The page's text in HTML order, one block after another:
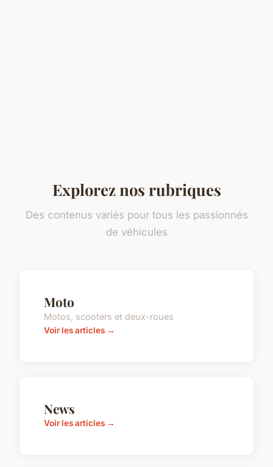
Explorez nos rubriques
Des contenus variés pour tous les passionnés
de véhicules
Moto
Motos, scooters et deux-roues
Voir les articles →
News
Voir les articles →